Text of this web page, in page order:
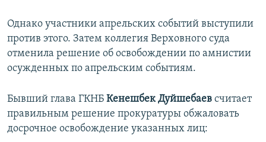
Однако участники апрельских событий выступили
против этого. Затем коллегия Верховного суда
отменила решение об освобождении по амнистии
осужденных по апрельским событиям.
Бывший глава ГКНБ Кенешбек Дуйшебаев считает
правильным решение прокуратуры обжаловать
досрочное освобождение указанных лиц: